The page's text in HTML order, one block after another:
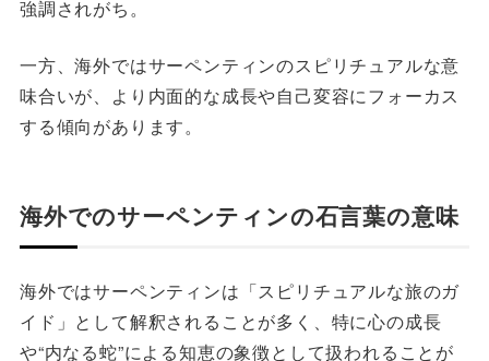
強調されがち。
一方、海外ではサーペンティンのスピリチュアルな意
味合いが、より内面的な成長や自己変容にフォーカス
する傾向があります。
海外でのサーペンティンの石言葉の意味
海外ではサーペンティンは「スピリチュアルな旅のガ
イド」として解釈されることが多く、特に心の成長
や“内なる蛇”による知恵の象徴として扱われることが